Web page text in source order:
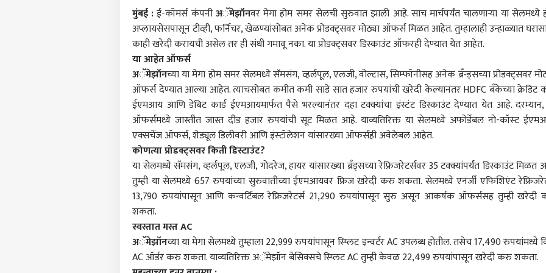
मुंबई :ई-कॉमर्स कंपनीअॅमेझॉनवर मेगा होम समर सेलची सुरुवात झाली आहे. साच मार्चपर्यंत चालणाऱ्या या सेलमध्ये
अप्लायसेंसपासून टीव्ही, फर्निचर, खेळण्यांसोबत अनेक प्रोडक्ट्सवर मोठ्या ऑफर्स मिळत आहेत. तुम्हालाही उन्हाळ्यात
काही खरेदी करायची असेल तर ही संधी गमावू नका. या प्रोडक्ट्सवर डिस्काउंट ऑफरही देण्यात येत आहेत.
या आहेत ऑफर्स
अॅमेझॉनच्या या मेगा होम समर सेलमध्ये सॅमसंग, व्हर्लपूल, एलजी, वोल्टास, सिम्‍फॉनीसह अनेक ब्रँन्ड्सच्या प्रोडक्ट्सवर
ऑफर्स देण्यात आल्या आहेत. त्याचसोबत कमीत कमी साडे सात हजार रुपयांची खरेदी केल्यानंतर HDFC बँकेच्या क्रेडिट
ईएमआय आणि डेबिट कार्ड ईएमआयमार्फत पैसे भरल्यानंतर दहा टक्क्यांचा इंस्टंट डिस्काउंट देण्यात येत आहे. दरम्यान,
ऑफर्समध्ये जास्तीत जास्त दीड हजार रुपयांची सूट मिळत आहे. याव्यतिरिक्त या सेलमध्ये अफोर्डेबल नो-कॉस्‍ट
एक्‍सचेंज ऑफर्स, शेड्यूल डिलीवरी आणि इंस्‍टॉलेशन यांसारख्या ऑफर्सही अवेलेबल आहेत.
कोणत्या प्रोडक्ट्सवर किती डिस्टाउंट?
या सेलमध्ये सॅमसंग, व्‍हर्लपूल, एलजी, गोदरेज, हायर यांसारख्या ब्रँड्सच्या रेफ्रिजरेटर्सवर 35 टक्क्यांपर्यंत डिस्काउंट मिळत
तुम्ही या सेलमध्ये 657 रुपयांच्या सुरुवातीच्या ईएमआयवर फ्रिज खरेदी करु शकता. सेलमध्ये एनर्जी एफिशिएंट
13,790 रुपयांपासून आणि कन्‍वर्टिबल रेफ्रिजरेटर्स 21,290 रुपयांपासून सुरु असून आकर्षक ऑफर्ससह तुम्ही खरेदी
शकता.
स्वस्तात मस्त AC
अॅमेझॉनच्या या मेगा सेलमध्ये तुम्हाला 22,999 रुपयांपासून स्प्लिट इन्‍वर्टर AC उपलब्ध होतील. तसेच 17,490 रुपयांमध्ये
AC ऑर्डर करु शकता. याव्यतिरिक्त अॅमेझॉन बेसिक्सचे स्प्लिट AC तुम्ही केवळ 22,499 रुपयांपासून खरेदी करु शकता.
हॅलो गेस्ट
पर्सनल कॉर्नर
टॉप आर्टिकल टॉप रील्स